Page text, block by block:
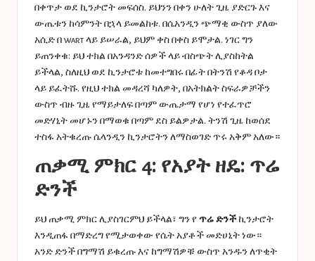
በቀጥታ ወደ ኪንታሮት መፍሰስ. ይህንን በቀን ሁለት ጊዜ ያድርጉ እና
ውጤቱን ከሳምንት በኋላ ይመልከቱ. በሴአንዲን ጭማቂ ውስጥ ያለው
አሲድ በ wart ላይ ይሠራል, ይህም ቀስ በቀስ ይሞታል. ነገር ግን
ይጠንቀቁ: ይህ ተክል በአንዳንድ ሰዎች ላይ ብስጭት ሊያስከትል
ይችላል, ስለዚህ ወደ ኪንታሮቱ ከመተግበሩ በፊት በትንሽ የቆዳ ቦታ
ላይ ይፈትሹ. የዚህ ተክል መዳረሻ ካለዎት, በአትክልት ስፍራዎቻችን
ውስጥ ብዙ ጊዜ የማይታለፍ በጣም ውጤታማ የሆነ የተፈጥሮ
መድሃኒት መሆኑን በማወቁ በጣም ደስ ይልዎታል. ትንሽ ጊዜ ከወሰደ
ተስፋ አትቁረጡ ሴላንዲን ኪንታሮትን ለማስወገድ ጥሩ አቅም አለው።
ጠቃሚ ምክር 4: የአያት ዘዴ: ጥሬ
ድንች
ይህ ጠቃሚ ምክር ሊያስገርምህ ይችላል፣ ግን የጥሬ ድንችኪንታሮት
እንዲጠፋ በማድረግ የሚታወቀው የሴት አያቶች መድሀኒት ነው።
አንድ ድንች በግማሽ ይቁረጡ እና ከግማሽዎቹ ውስጥ አንዱን ለጥቂት